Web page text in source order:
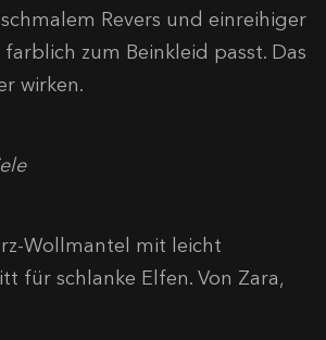
Revers und einreihiger
zum Beinkleid passt. Das
wirken.
Wollmantel mit leicht
für schlanke Elfen. Von Zara,